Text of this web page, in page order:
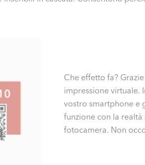
Che effetto fa?
impressione virtuale.
vostro smartphone e
funzione con la
fotocamera. Non